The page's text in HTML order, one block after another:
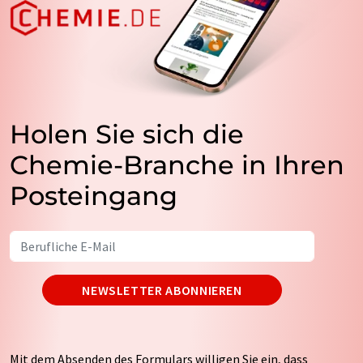
Holen Sie sich die
Chemie-Branche in Ihren
Posteingang
NEWSLETTER ABONNIEREN
Mit dem Absenden des Formulars willigen Sie ein, dass